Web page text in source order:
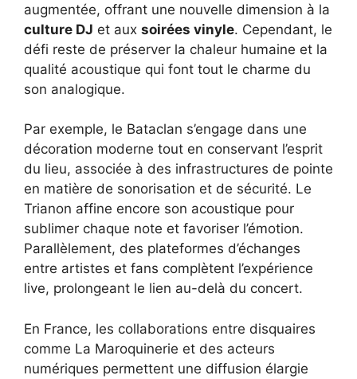
augmentée, offrant une nouvelle dimension à la
culture DJ et aux soirées vinyle. Cependant, le
défi reste de préserver la chaleur humaine et la
qualité acoustique qui font tout le charme du
son analogique.
Par exemple, le Bataclan s’engage dans une
décoration moderne tout en conservant l’esprit
du lieu, associée à des infrastructures de pointe
en matière de sonorisation et de sécurité. Le
Trianon affine encore son acoustique pour
sublimer chaque note et favoriser l’émotion.
Parallèlement, des plateformes d’échanges
entre artistes et fans complètent l’expérience
live, prolongeant le lien au-delà du concert.
En France, les collaborations entre disquaires
comme La Maroquinerie et des acteurs
numériques permettent une diffusion élargie